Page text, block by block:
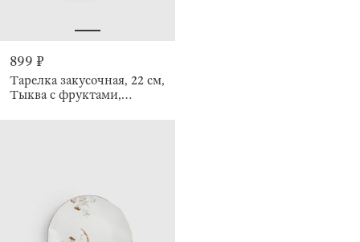
899 ₽
Тарелка закусочная, 22 см,
Тыква с фруктами,